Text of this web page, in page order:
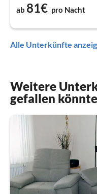
ab 81€ pro Nacht
Alle Unterkünfte
Weitere
gefallen